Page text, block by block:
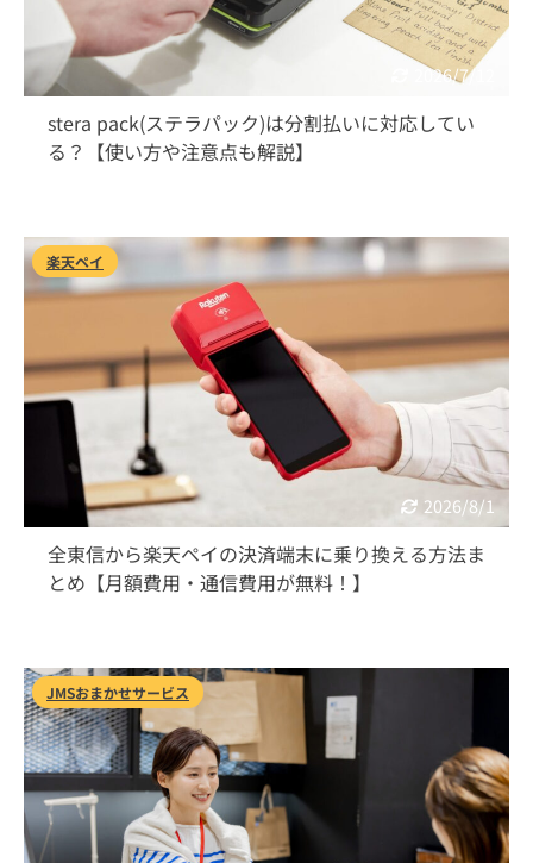
2026/7/12
stera pack(ステラパック)は分割払いに対応してい
る？【使い方や注意点も解説】
2026/8/1
楽天ペイ
全東信から楽天ペイの決済端末に乗り換える方法ま
とめ【月額費用・通信費用が無料！】
JMSおまかせサービス